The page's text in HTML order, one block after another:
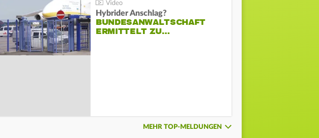
Hybrider Anschlag?
BUNDESANWALTSCHAFT
ERMITTELT ZU…
MEHR TOP-MELDUNGEN